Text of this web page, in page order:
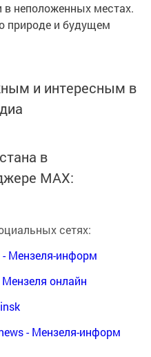
неположенных местах.
природе и будущем
и интересным в
в
MАХ:
сетях:
- Мензеля-информ
онлайн
- Мензеля-информ